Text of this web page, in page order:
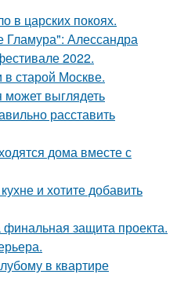
в царских покоях.
Алессандра
2022.
старой Москве.
выглядеть
расставить
дома вместе с
и хотите добавить
защита проекта.
в квартире